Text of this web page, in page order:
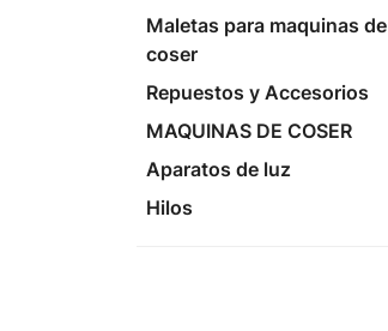
Maletas para maquinas de
coser
Repuestos y Accesorios
MAQUINAS DE COSER
Aparatos de luz
Hilos